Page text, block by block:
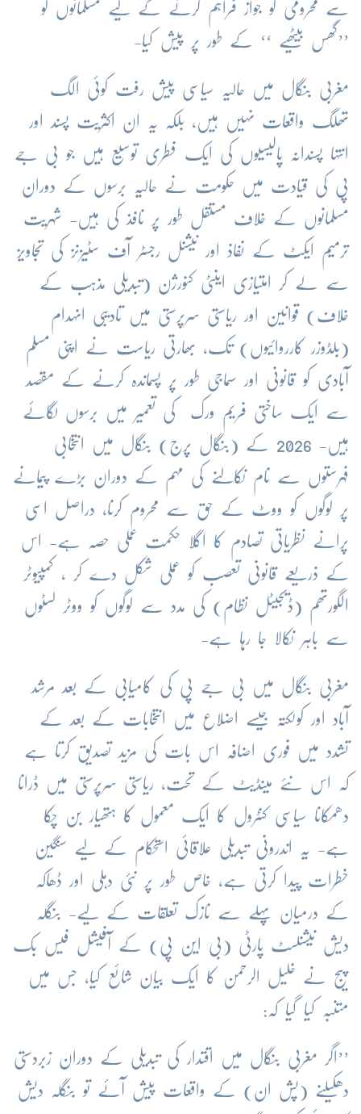
سے محرومی کو جواز فراہم کرنے کے لیے مسلمانوں کو
’’گھس بیٹھیے ‘‘ کے طور پر پیش کیا-
مغربی بنگال میں حالیہ سیاسی پیش رفت کوئی الگ
تھلگ واقعات نہیں ہیں، بلکہ یہ ان اکثریت پسند اور
انتہا پسندانہ پالیسیوں کی ایک فطری توسیع ہیں جو بی جے
پی کی قیادت میں حکومت نے حالیہ برسوں کے دوران
مسلمانوں کے خلاف مستقل طور پر نافذ کی ہیں- شہریت
ترمیم ایکٹ کے نفاذ اور نیشنل رجسٹر آف سٹیزنز کی تجاویز
سے لے کر امتیازی اینٹی کنورژن (تبدیلی مذہب کے
خلاف) قوانین اور ریاستی سرپرستی میں تادیبی انہدام
(بلڈوزر کارروائیوں) تک، بھارتی ریاست نے اپنی مسلم
آبادی کو قانونی اور سماجی طور پر پسماندہ کرنے کے مقصد
سے ایک ساختی فریم ورک کی تعمیر میں برسوں لگائے
ہیں- 2026 کے (بنگال پرج) بنگال میں انتخابی
فہرستوں سے نام نکالنے کی مہم کے دوران بڑے پیمانے
پر لوگوں کو ووٹ کے حق سے محروم کرنا، دراصل اسی
پرانے نظریاتی تصادم کا اگلا حکمت عملی حصہ ہے- اس
کے ذریعے قانونی تعصب کو عملی شکل دے کر ، کمپیوٹر
الگورتھم (ڈیجیٹل نظام) کی مدد سے لوگوں کو ووٹر لسٹوں
سے باہر نکالا جا رہا ہے-
مغربی بنگال میں بی جے پی کی کامیابی کے بعد مرشد
آباد اور کولکتہ جیسے اضلاع میں انتخابات کے بعد کے
تشدد میں فوری اضافہ اس بات کی مزید تصدیق کرتا ہے
کہ اس نئے مینڈیٹ کے تحت، ریاستی سرپرستی میں ڈرانا
دھمکانا سیاسی کنٹرول کا ایک معمول کا ہتھیار بن چکا
ہے- یہ اندرونی تبدیلی علاقائی استحکام کے لیے سنگین
خطرات پیدا کرتی ہے، خاص طور پر نئی دہلی اور ڈھاکہ
کے درمیان پہلے سے نازک تعلقات کے لیے- بنگلہ
دیش نیشنلسٹ پارٹی (بی این پی) کے آفیشل فیس بک
پیج نے خلیل الرحمن کا ایک بیان شائع کیا، جس میں
متنبہ کیا گیا کہ:
’’اگر مغربی بنگال میں اقتدار کی تبدیلی کے دوران زبردستی
دھکیلنے (پش ان) کے واقعات پیش آئے تو بنگلہ دیش